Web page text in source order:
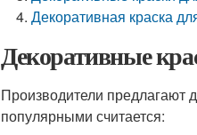
Декоративная краска
Декоративные
Производители предлагают
популярными считается: